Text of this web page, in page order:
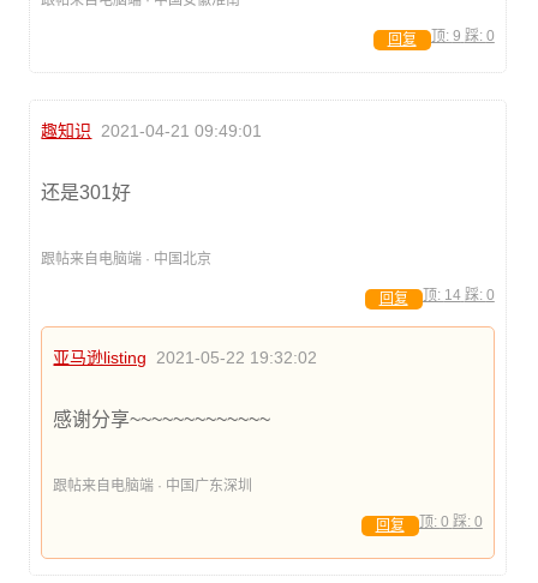
顶: 9 踩: 0
回复
趣知识 2021-04-21 09:49:01
还是301好
跟帖来自电脑端 · 中国北京
顶: 14 踩: 0
回复
亚马逊listing 2021-05-22 19:32:02
感谢分享~~~~~~~~~~~~~
跟帖来自电脑端 · 中国广东深圳
顶: 0 踩: 0
回复